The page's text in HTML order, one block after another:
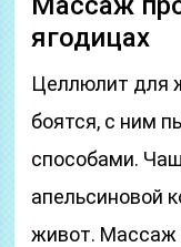
ягодицах
Целлюлит для
боятся, с ним
способами.
апельсиновой
живот. Массаж